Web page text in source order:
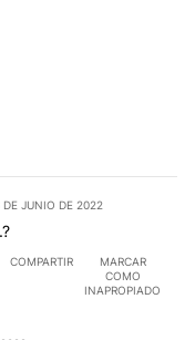
DE JUNIO DE 2022
COMPARTIR
MARCAR
COMO
INAPROPIADO